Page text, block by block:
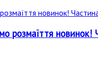
розмаїття новинок!